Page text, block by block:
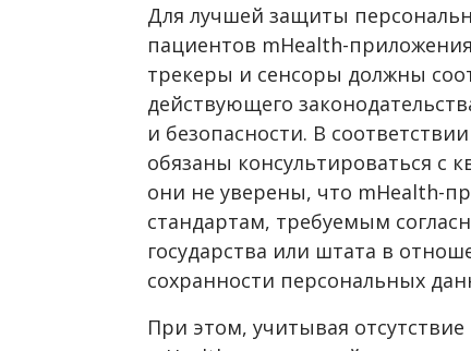
Для лучшей защиты
пациентов mHealth-
трекеры и сенсоры должны
действующего
и безопасности. В
обязаны консультироваться
они не уверены, что mHealth-
стандартам, требуемым
государства или штата в
сохранности персональных
При этом, учитывая